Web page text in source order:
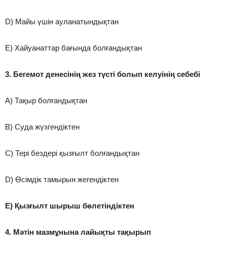
D) Майы үшін ауланатындықтан
E) Хайуанаттар бағында болғандықтан
3. Бегемот денесінің жез түсті болып келуінің себебі
A) Тақыр болғандықтан
B) Суда жүзгендіктен
C) Тері бездері қызғылт болғандықтан
D) Өсімдік тамырын жегендіктен
E) Қызғылт шырыш бөлетіндіктен
4. Мәтін мазмұнына лайықты тақырып